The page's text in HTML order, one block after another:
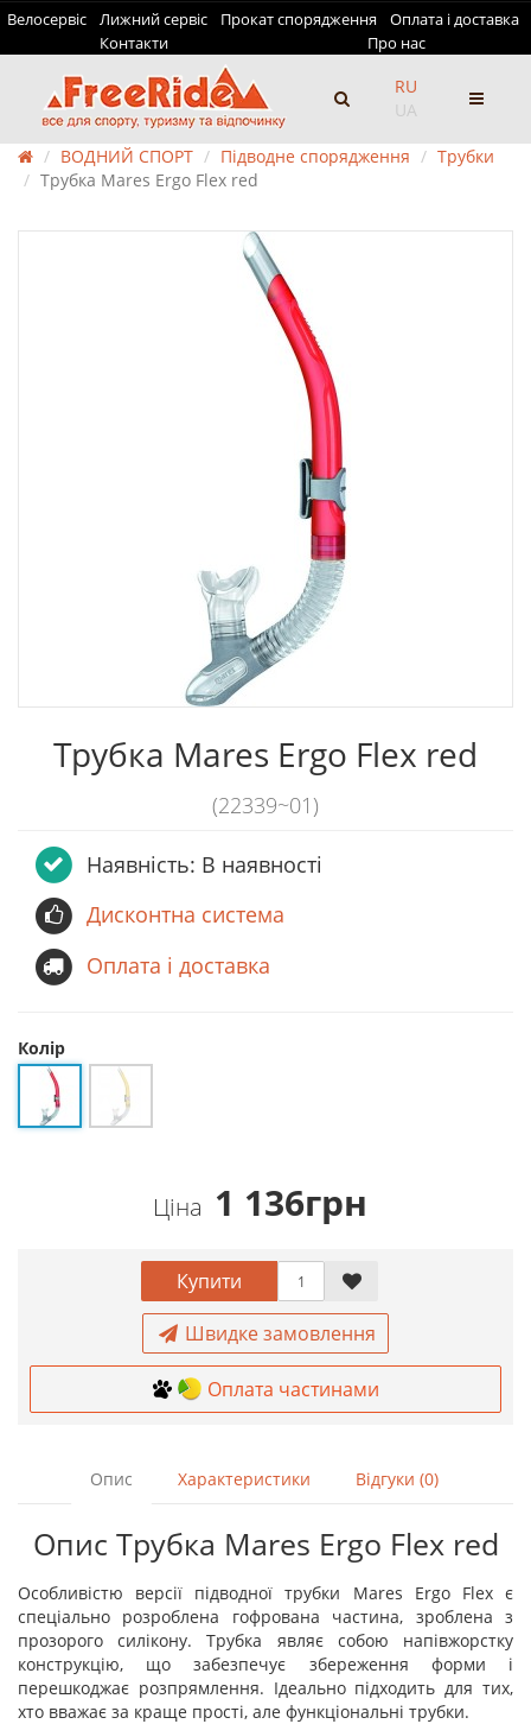
Велосервіс Лижний сервіс Прокат спорядження
Оплата і доставка
Контакти
Про нас
RU
UA
ВОДНИЙ СПОРТ Підводне спорядження
Трубки
Трубка Mares Ergo Flex red
Трубка Mares Ergo Flex red
(22339~01)
Наявність: В наявності
Дисконтна система
Оплата і доставка
Колір
Ціна 1 136грн
Купити
Швидке замовлення
Оплата частинами
Опис Характеристики Відгуки (0)
Опис Трубка Mares Ergo Flex red
Особливістю версії підводної трубки Mares Ergo Flex є
спеціально розроблена гофрована частина, зроблена з
прозорого силікону. Трубка являє собою напівжорстку
конструкцію, що забезпечує збереження форми і
перешкоджає розпрямлення. Ідеально підходить для тих,
хто вважає за краще прості, але функціональні трубки.